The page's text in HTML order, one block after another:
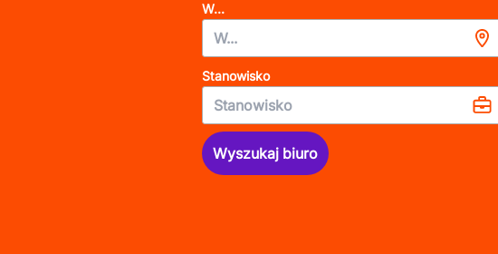
W...
Stanowisko
Wyszukaj biuro